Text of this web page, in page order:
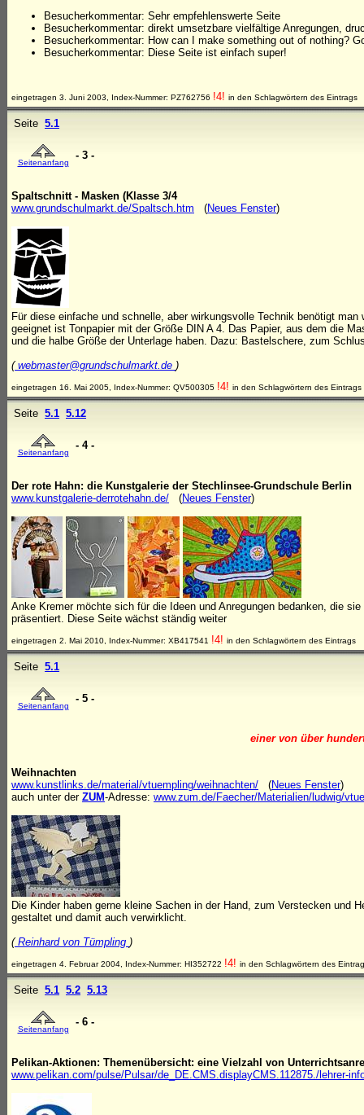
Besucherkommentar: Sehr empfehlenswerte Seite
Besucherkommentar: direkt umsetzbare vielfältige Anregungen,
Besucherkommentar: How can I make something out of nothing?
Besucherkommentar: Diese Seite ist einfach super!
eingetragen 3. Juni 2003, Index-Nummer: PZ762756 !4! in den Schlagwörtern des Eintrags
Seite 5.1
Seitenanfang
- 3 -
Spaltschnitt - Masken (Klasse 3/4
www.grundschulmarkt.de/Spaltsch.htm (Neues Fenster)
Für diese einfache und schnelle, aber wirkungsvolle Technik benötigt
geeignet ist Tonpapier mit der Größe DIN A 4. Das Papier, aus dem die
und die halbe Größe der Unterlage haben. Dazu: Bastelschere, zum
(webmaster@grundschulmarkt.de )
eingetragen 16. Mai 2005, Index-Nummer: QV500305 !4! in den Schlagwörtern des Eintrags
Seite 5.1 5.12
Seitenanfang
- 4 -
Der rote Hahn: die Kunstgalerie der Stechlinsee-Grundschule Berlin
www.kunstgalerie-derrotehahn.de/ (Neues Fenster)
Anke Kremer möchte sich für die Ideen und Anregungen bedanken, die
präsentiert. Diese Seite wächst ständig weiter
eingetragen 2. Mai 2010, Index-Nummer: XB417541 !4! in den Schlagwörtern des Eintrags
Seite 5.1
Seitenanfang
- 5 -
einer von über
Weihnachten
www.kunstlinks.de/material/vtuempling/weihnachten/ (Neues Fenster)
auch unter der ZUM-Adresse: www.zum.de/Faecher/Materialien/ludwig/
Die Kinder haben gerne kleine Sachen in der Hand, zum Verstecken und
gestaltet und damit auch verwirklicht.
(Reinhard von Tümpling )
eingetragen 4. Februar 2004, Index-Nummer: HI352722 !4! in den Schlagwörtern des
Seite 5.1 5.2 5.13
Seitenanfang
- 6 -
Pelikan-Aktionen: Themenübersicht: eine Vielzahl von
www.pelikan.com/pulse/Pulsar/de_DE.CMS.displayCMS.112875./lehrer-